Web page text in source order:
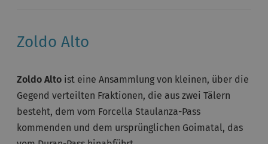
Zoldo Alto
Zoldo Altoist eine Ansammlung von kleinen, über die
Gegend verteilten Fraktionen, die aus zwei Tälern
besteht, dem vom Forcella Staulanza-Pass
kommenden und dem ursprünglichen Goimatal, das